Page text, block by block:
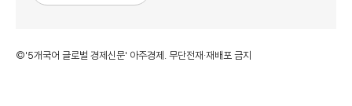
©'5개국어 글로벌 경제신문' 아주경제. 무단전재·재배포 금지